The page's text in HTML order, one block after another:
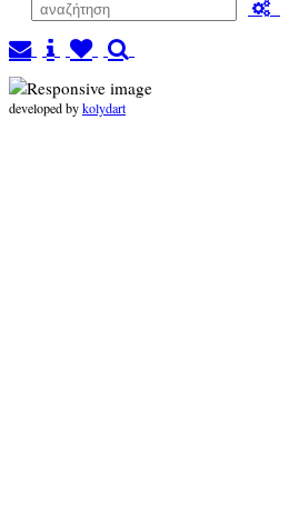
developed bykolydart